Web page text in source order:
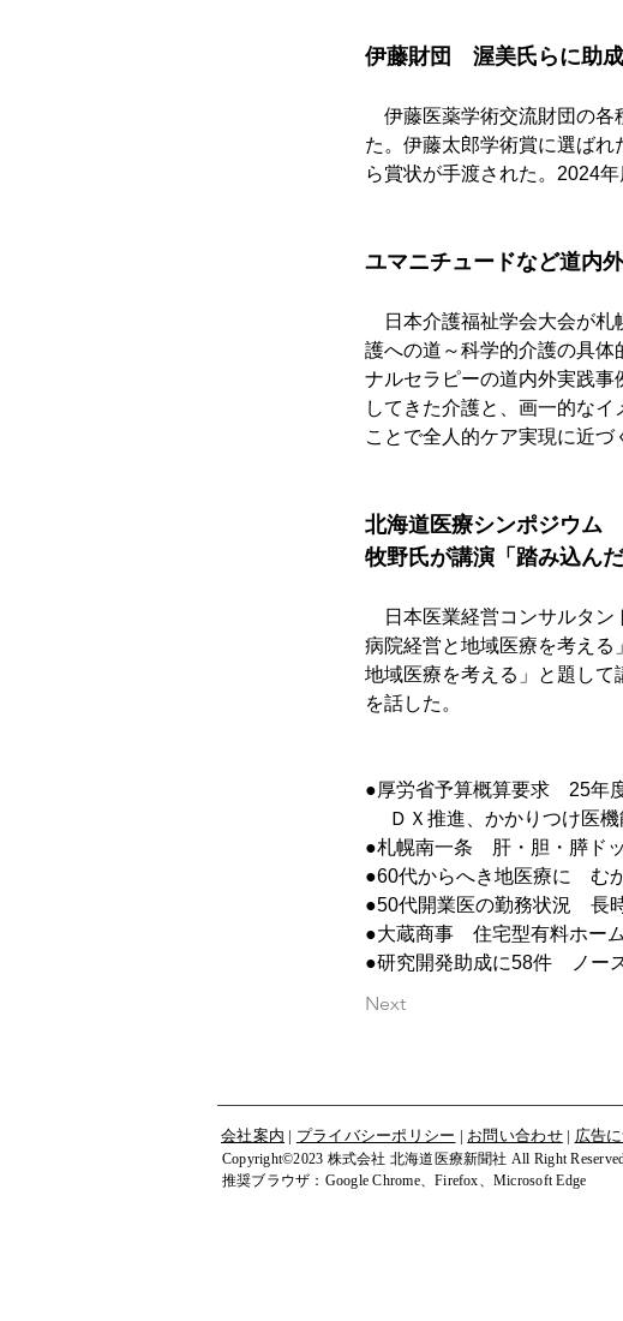
伊藤財団　渥美氏らに助
伊藤医薬学術交流財団の各
た。伊藤太郎学術賞に選ば
ら賞状が手渡された。2024
ユマニチュードなど道内
日本介護福祉学会大会が札
護への道～科学的介護の具体
ナルセラピーの道内外実践
してきた介護と、画一的な
ことで全人的ケア実現に近づ
北海道医療シンポジウム
牧野氏が講演「踏み込んだ
日本医業経営コンサルタン
病院経営と地域医療を考え
地域医療を考える」と題し
を話した。
●厚労省予算概算要求　25年
ＤＸ推進、かかりつけ医機
●札幌南一条　肝・胆・膵ド
●60代からへき地医療に　む
●50代開業医の勤務状況　長
●大蔵商事　住宅型有料ホー
●研究開発助成に58件　ノー
Next
会社案内 | プライバシーポリシー | お問い合わせ| 広告
Copyright©2023 株式会社 北海道医療新聞社 All Right
​推奨ブラウザ：Google Chrome、Firefox、Microsoft Edge